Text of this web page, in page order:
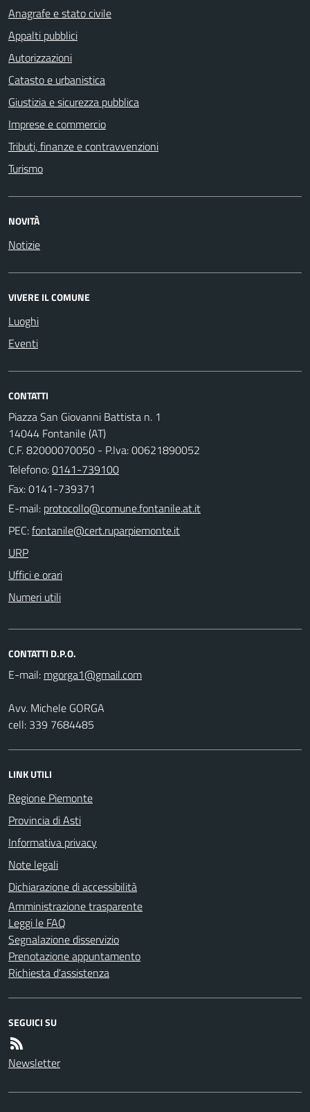
Anagrafe e stato civile
Appalti pubblici
Autorizzazioni
Catasto e urbanistica
Giustizia e sicurezza pubblica
Imprese e commercio
Tributi, finanze e contravvenzioni
Turismo
NOVITÀ
Notizie
VIVERE IL COMUNE
Luoghi
Eventi
CONTATTI
Piazza San Giovanni Battista n. 1
14044 Fontanile (AT)
C.F. 82000070050 - P.Iva: 00621890052
Telefono:0141-739100
Fax: 0141-739371
E-mail:
PEC:
URP
Uffici e orari
Numeri utili
CONTATTI D.P.O.
E-mail:
Avv. Michele GORGA
cell: 339 7684485
LINK UTILI
Regione Piemonte
Provincia di Asti
Informativa privacy
Note legali
Dichiarazione di accessibilità
Amministrazione trasparente
Leggi le FAQ
Segnalazione disservizio
Prenotazione appuntamento
Richiesta d'assistenza
SEGUICI SU
Newsletter